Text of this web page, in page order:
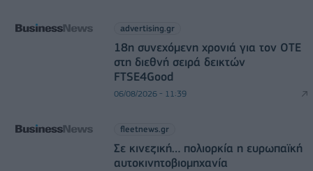
advertising.gr
18η συνεχόμενη χρονιά για τον ΟΤΕ
στη διεθνή σειρά δεικτών
FTSE4Good
06/08/2026 - 11:39
fleetnews.gr
Σε κινεζική… πολιορκία η ευρωπαϊκή
αυτοκινητοβιομηχανία